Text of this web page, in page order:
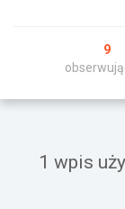
Wydarzenia
9
1 wpis